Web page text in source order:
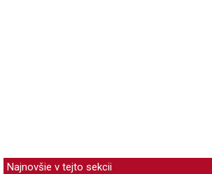
Najnovšie v tejto sekcii